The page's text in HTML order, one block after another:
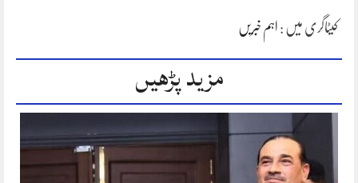
کیٹاگری میں : اہم خبریں
مزید پڑھیں